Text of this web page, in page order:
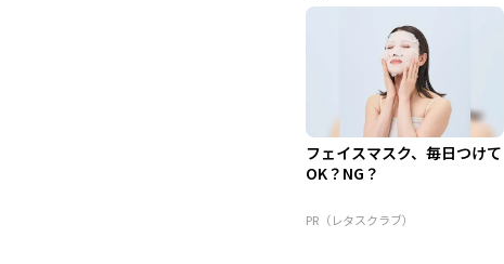
フェイスマスク、毎日つけて
OK？NG？
PR（レタスクラブ）